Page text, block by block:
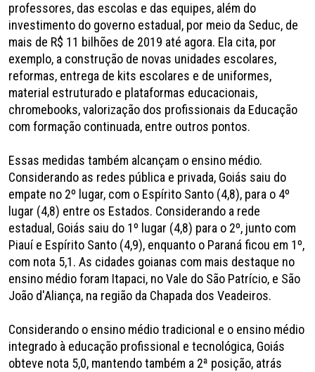
professores, das escolas e das equipes, além do
investimento do governo estadual, por meio da Seduc, de
mais de R$ 11 bilhões de 2019 até agora. Ela cita, por
exemplo, a construção de novas unidades escolares,
reformas, entrega de kits escolares e de uniformes,
material estruturado e plataformas educacionais,
chromebooks, valorização dos profissionais da Educação
com formação continuada, entre outros pontos.
Essas medidas também alcançam o ensino médio.
Considerando as redes pública e privada, Goiás saiu do
empate no 2º lugar, com o Espírito Santo (4,8), para o 4º
lugar (4,8) entre os Estados. Considerando a rede
estadual, Goiás saiu do 1º lugar (4,8) para o 2º, junto com
Piauí e Espírito Santo (4,9), enquanto o Paraná ficou em 1º,
com nota 5,1. As cidades goianas com mais destaque no
ensino médio foram Itapaci, no Vale do São Patrício, e São
João d'Aliança, na região da Chapada dos Veadeiros.
Considerando o ensino médio tradicional e o ensino médio
integrado à educação profissional e tecnológica, Goiás
obteve nota 5,0, mantendo também a 2ª posição, atrás